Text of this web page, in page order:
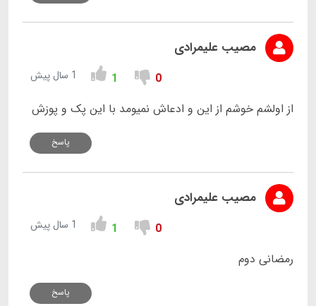
مصیب علیمرادی
0
1 1 سال پیش
از اولشم خوشم از این و ادعاش نمیومد با این پک و پوزش
پاسخ
مصیب علیمرادی
0
1 1 سال پیش
رمضانی دوم
پاسخ